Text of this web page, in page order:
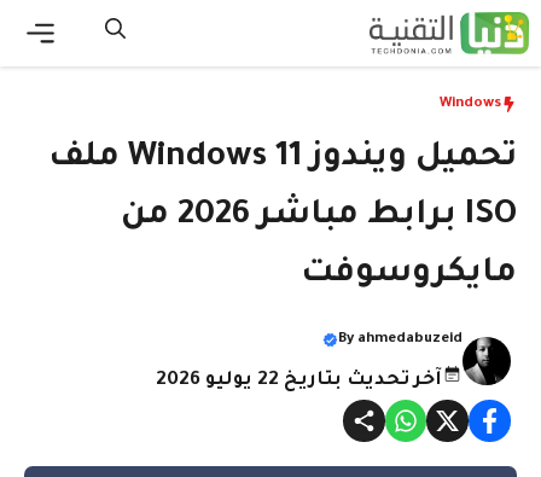
انتقل
إلى
Windows
تحميل ويندوز 11 Windows ملف
ISO برابط مباشر 2026 من
مايكروسوفت
By ahmedabuzeid
آخر تحديث بتاريخ 22 يوليو 2026